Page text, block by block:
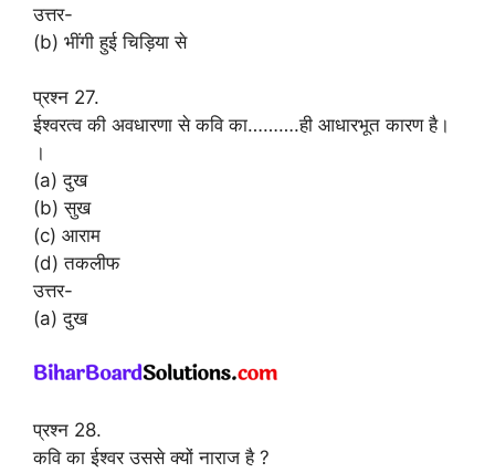
उत्तर-
(b) भींगी हुई चिड़िया से
प्रश्न 27.
ईश्वरत्व की अवधारणा से कवि का……….ही आधारभूत कारण है।
।
(a) दुख
(b) सुख
(c) आराम
(d) तकलीफ
उत्तर-
(a) दुख
प्रश्न 28.
कवि का ईश्वर उससे क्यों नाराज है ?